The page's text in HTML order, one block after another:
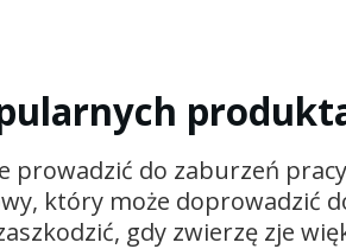
prowadzić do zaburzeń
który może doprowadzić
gdy zwierzę zje